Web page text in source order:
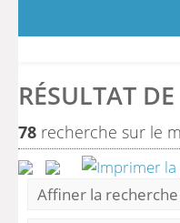
RÉSULTAT
78 recherche sur le
Affiner la recherche